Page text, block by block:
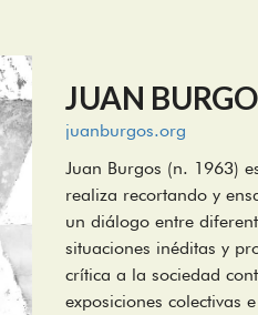
JUAN
juanburgos.org
Juan Burgos (n. 1963)
realiza recortando y
un diálogo entre
situaciones inéditas y
crítica a la sociedad
exposiciones colectivas